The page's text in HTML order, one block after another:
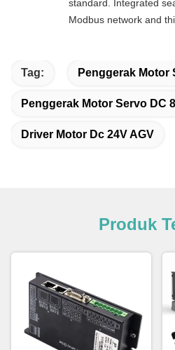
standard. Integrated
Modbus network and
Tag: Penggerak Motor
Penggerak Motor Servo DC
Driver Motor Dc 24V AGV
Produk